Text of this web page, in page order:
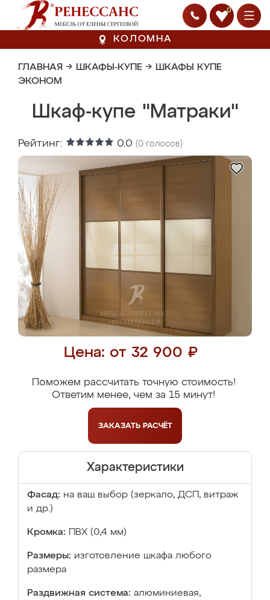
0
КОЛОМНА
ГЛАВНАЯ → ШКАФЫ-КУПЕ → ШКАФЫ КУПЕ
ЭКОНОМ
Шкаф-купе "Матраки"
Рейтинг: 0.0 (0 голосов)
Цена: от 32 900 ₽
Поможем рассчитать точную стоимость!
Ответим менее, чем за 15 минут!
ЗАКАЗАТЬ РАСЧЁТ
Характеристики
Фасад: на ваш выбор (зеркало, ДСП, витраж
и др.)
Кромка: ПВХ (0,4 мм)
Размеры: изготовление шкафа любого
размера
Раздвижная система: алюминиевая,